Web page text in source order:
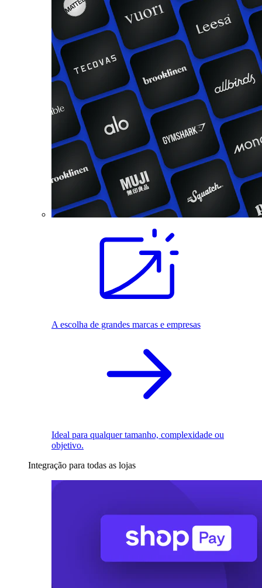
A escolha de grandes marcas e empresas
Ideal para qualquer tamanho, complexidade ou
objetivo.
Integração para todas as lojas